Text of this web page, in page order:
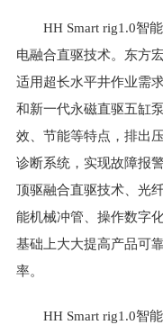
HH Smart rig1.0智能
电融合直驱技术。东方
适用超长水平井作业需
和新一代永磁直驱五缸
效、节能等特点，排出
诊断系统，实现故障报
顶驱融合直驱技术、光
能机械冲管、操作数字
基础上大大提高产品可
率。
HH Smart rig1.0智能